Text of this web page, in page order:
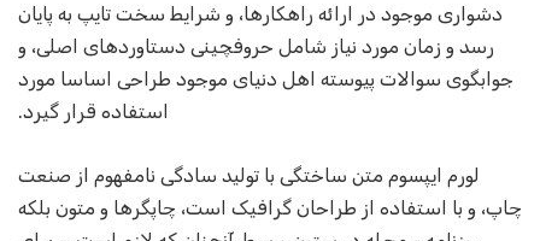
دشواری موجود در ارائه راهکارها، و شرایط سخت تایپ به پایان
رسد و زمان مورد نیاز شامل حروفچینی دستاوردهای اصلی، و
جوابگوی سوالات پیوسته اهل دنیای موجود طراحی اساسا مورد
استفاده قرار گیرد.
لورم ایپسوم متن ساختگی با تولید سادگی نامفهوم از صنعت
چاپ، و با استفاده از طراحان گرافیک است، چاپگرها و متون بلکه